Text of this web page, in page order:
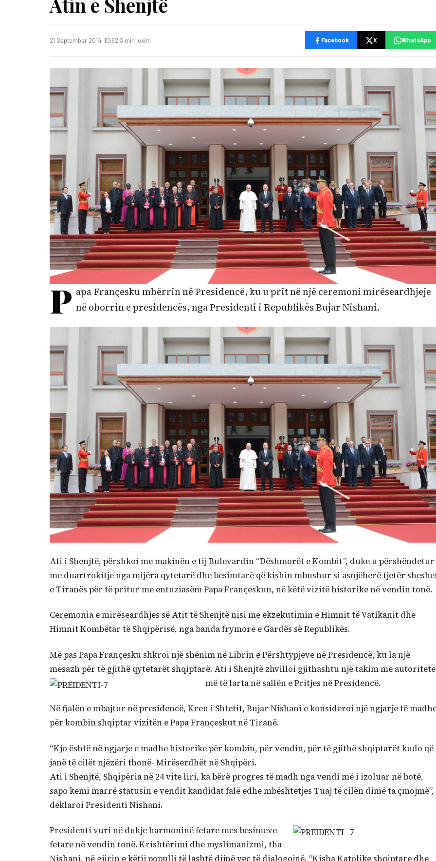
21 September 2014, 10:52·3 min lexim Facebook X WhatsApp
P apa Françesku mbërrin në Presidencë, ku u prit në një ceremoni mirëseardhjeje
në oborrin e presidencës, nga Presidenti i Republikës Bujar Nishani.
Ati i Shenjtë, përshkoi me makinën e tij Bulevardin “Dëshmorët e Kombit”, duke u përshëndetur
me duartrokitje nga mijëra qytetarë dhe besimtarë që kishin mbushur si asnjëherë tjetër
e Tiranës për të pritur me entuziasëm Papa Françeskun, në këtë vizitë historike në vendin tonë.
Ceremonia e mirëseardhjes së Atit të Shenjtë nisi me ekzekutimin e Himnit të Vatikanit dhe
Himnit Kombëtar të Shqipërisë, nga banda frymore e Gardës së Republikës.
Më pas Papa Françesku shkroi një shënim në Librin e Përshtypjeve në Presidencë, ku la një
mesazh për të gjithë qytetarët shqiptarë. Ati i Shenjtë zhvilloi gjithashtu një takim me
më të larta në sallën e Pritjes në Presidencë.
Në fjalën e mbajtur në presidencë, Kreu i Shtetit, Bujar Nishani e konsideroi një ngjarje të
për kombin shqiptar vizitën e Papa Françeskut në Tiranë.
“Kjo është në ngjarje e madhe historike për kombin, për vendin, për të gjithë shqiptarët kudo që
janë të cilët njëzëri thonë- Mirëserdhët në Shqipëri.
Ati i Shenjtë, Shqipëria në 24 vite liri, ka bërë progres të madh nga vendi më i izoluar në botë,
sapo kemi marrë statusin e vendit kandidat falë edhe mbështetjes Tuaj të cilën dimë ta çmojmë”,
deklaroi Presidenti Nishani.
Presidenti vuri në dukje harmoninë fetare mes besimeve
fetare në vendin tonë. Krishtërimi dhe myslimanizmi, tha